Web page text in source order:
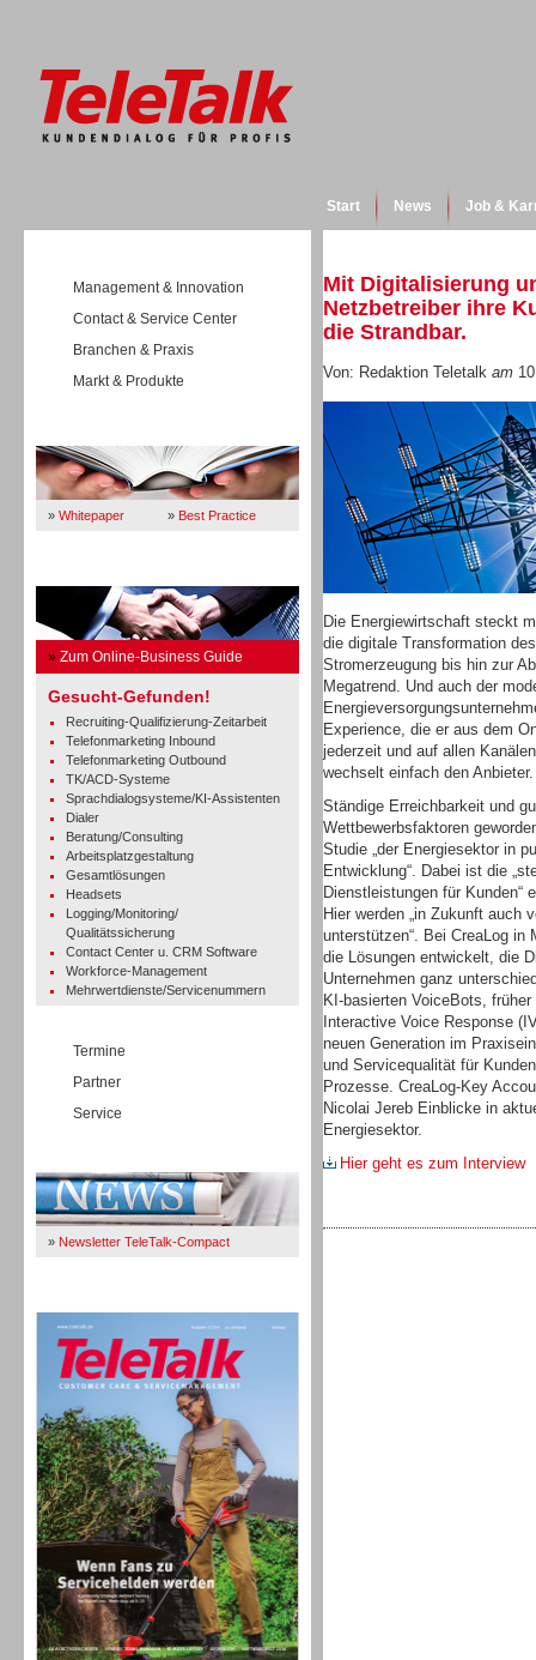
Start News Job &
Management & Innovation
Contact & Service Center
Branchen & Praxis
Markt & Produkte
» Whitepaper » Best Practice
» Zum Online-Business Guide
Gesucht-Gefunden!
Recruiting-Qualifizierung-Zeitarbeit
Telefonmarketing Inbound
Telefonmarketing Outbound
TK/ACD-Systeme
Sprachdialogsysteme/KI-Assistenten
Dialer
Beratung/Consulting
Arbeitsplatzgestaltung
Gesamtlösungen
Headsets
Logging/Monitoring/
Qualitätssicherung
Contact Center u. CRM Software
Workforce-Management
Mehrwertdienste/Servicenummern
Termine
Partner
Service
» Newsletter TeleTalk-Compact
TK- und ACD-Systeme
Mit Digitalisierung
Netzbetreiber ihre
die Strandbar.
Von: Redaktion Teletalk am
Die Energiewirtschaft steckt
die digitale Transformation
Stromerzeugung bis hin zur
Megatrend. Und auch der
Experience, die er aus dem
jederzeit und auf allen
wechselt einfach den Anbieter.
Ständige Erreichbarkeit und
Wettbewerbsfaktoren
Studie „der Energiesektor in
Entwicklung“. Dabei ist die
Dienstleistungen für Kunden“
Hier werden „in Zukunft auch
unterstützen“. Bei CreaLog in
die Lösungen entwickelt, die
Unternehmen ganz
KI-basierten VoiceBots,
Interactive Voice Response
neuen Generation im
und Servicequalität für
Prozesse. CreaLog-Key
Nicolai Jereb Einblicke in
Energiesektor.
Hier geht es zum Interview